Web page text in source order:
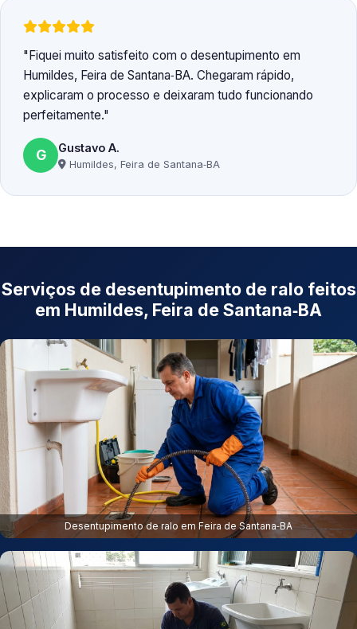
Fiquei muito satisfeito com o desentupimento em
Humildes, Feira de Santana‑BA. Chegaram rápido,
explicaram o processo e deixaram tudo funcionando
perfeitamente.
G Gustavo A.
Humildes, Feira de Santana‑BA
Serviços de desentupimento de ralo feitos
em Humildes, Feira de Santana‑BA
Desentupimento de ralo em Feira de Santana‑BA